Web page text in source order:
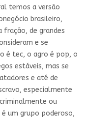
temos a versão
brasileiro,
fração, de grandes
e se
é tec, o agro é pop, o
estáveis, mas se
e até de
especialmente
ou
um grupo poderoso,